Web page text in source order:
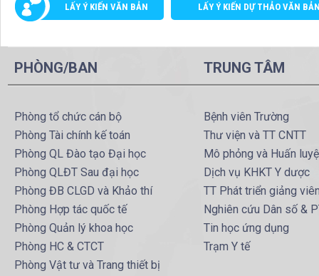
LẤY Ý KIẾN VĂN BẢN LẤY Ý KIẾN DỰ THẢO VĂN
PHÒNG/BAN
Phòng tổ chức cán bộ
Phòng Tài chính kế toán
Phòng QL Đào tạo Đại học
Phòng QLĐT Sau đại học
Phòng ĐB CLGD và Khảo thí
Phòng Hợp tác quốc tế
Phòng Quản lý khoa học
Phòng HC & CTCT
Phòng Vật tư và Trang thiết bị
TRUNG TÂM
Bệnh viên Trường
Thư viện và TT CNTT
Mô phỏng và Huấn
Dịch vụ KHKT Y dược
TT Phát triển giảng
Nghiên cứu Dân số &
Tin học ứng dụng
Trạm Y tế